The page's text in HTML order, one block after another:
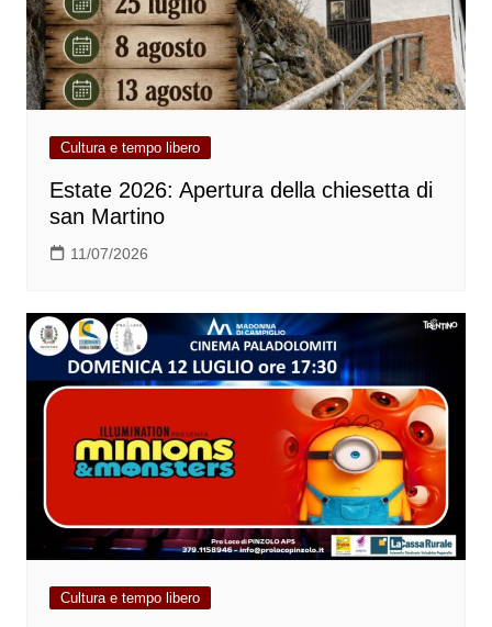
Cultura e tempo libero
Estate 2026: Apertura della chiesetta di
san Martino
11/07/2026
Cultura e tempo libero